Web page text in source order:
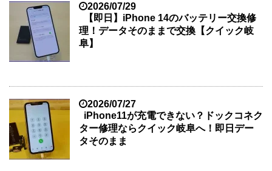
2026/07/29
【即日】iPhone 14のバッテリー交換修
理！データそのままで交換【クイック岐
阜】
2026/07/27
iPhone11が充電できない？ドックコネク
ター修理ならクイック岐阜へ！即日デー
タそのまま